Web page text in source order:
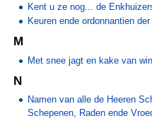
Kent u ze nog... de
Keuren ende ordonnantien
M
Met snee jagt en kake van
N
Namen van alle de Heeren
Schepenen, Raden ende